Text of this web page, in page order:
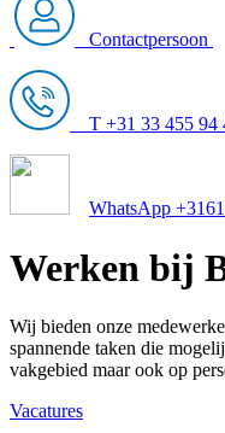
Contactpersoon
T +31 33 455 94
WhatsApp
Werken bij
Wij bieden onze
spannende taken die
vakgebied maar ook op
Vacatures